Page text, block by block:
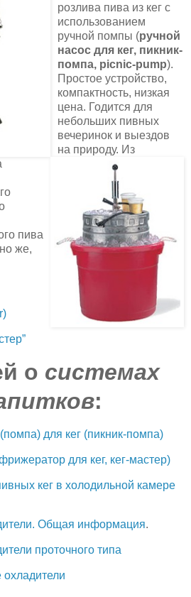
розлива пива из кег с
использованием
ручной помпы (ручной
насос для кег, пикник-
помпа, picnic-pump).
Простое устройство,
компактность, низкая
цена. Годится для
небольших пивных
вечеринок и выездов
на природу. Из
пива
же,
о системах
:
для кег (пикник-помпа)
для кег, кег-мастер)
кег в холодильной камере
Общая информация.
проточного типа